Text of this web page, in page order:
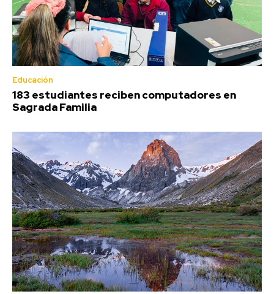
Educación
183 estudiantes reciben computadores en
Sagrada Familia